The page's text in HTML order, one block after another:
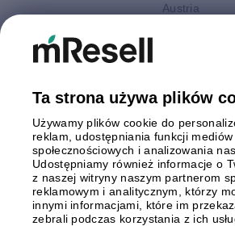
Austria
Polska
Szwecja
Wielka Brytania
Włochy
Płatności
Ta strona używa plików
Używamy plików cookie do
reklam, udostępniania funkcji mediów
społecznościowych i analizowania
Udostępniamy również informacje o
z naszej witryny naszym partnerom
reklamowym i analitycznym, którzy
innymi informacjami, które im
zebrali podczas korzystania z ich